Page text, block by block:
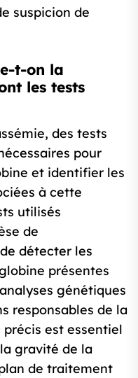
suspicion de
t-on la
les tests
des tests
pour
et identifier les
à cette
utilisés
de
détecter les
présentes
génétiques
responsables de la
est essentiel
gravité de la
de traitement